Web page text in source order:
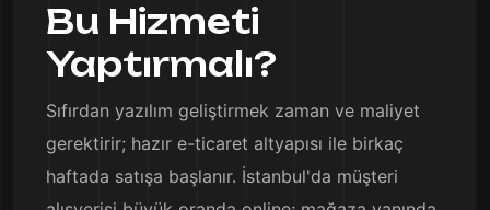
Bu Hizmeti
Yaptırmalı?
Sıfırdan yazılım geliştirmek zaman ve maliyet
gerektirir; hazır e-ticaret altyapısı ile birkaç
haftada satışa başlanır. İstanbul'da müşteri